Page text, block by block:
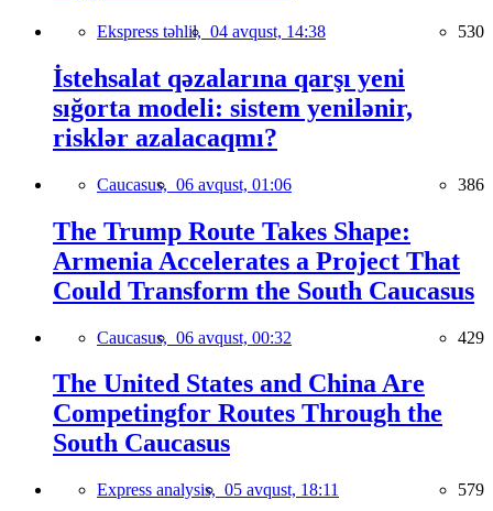
Ekspress təhlil, 04 avqust, 14:38 530
İstehsalat qəzalarına qarşı yeni
sığorta modeli: sistem yenilənir,
risklər azalacaqmı?
Caucasus, 06 avqust, 01:06 386
The Trump Route Takes Shape:
Armenia Accelerates a Project That
Could Transform the South Caucasus
Caucasus, 06 avqust, 00:32 429
The United States and China Are
Competingfor Routes Through the
South Caucasus
Express analysis, 05 avqust, 18:11 579